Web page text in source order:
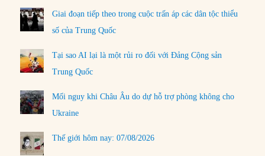
Giai đoạn tiếp theo trong cuộc trấn áp các dân tộc thiểu
số của Trung Quốc
Tại sao AI lại là một rủi ro đối với Đảng Cộng sản
Trung Quốc
Mối nguy khi Châu Âu do dự hỗ trợ phòng không cho
Ukraine
Thế giới hôm nay: 07/08/2026